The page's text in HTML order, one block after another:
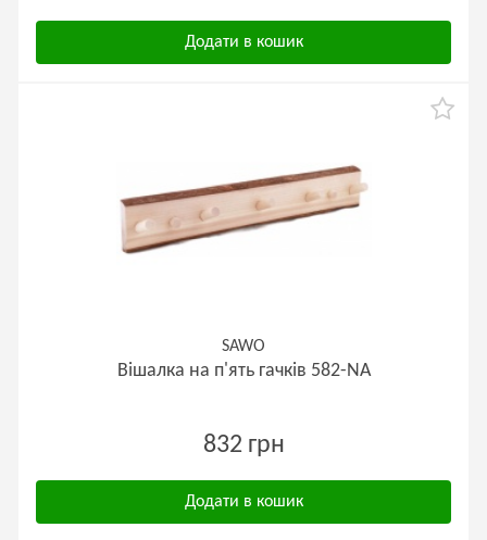
Додати в кошик
SAWO
Вішалка на п'ять гачків 582-NA
832 грн
Додати в кошик